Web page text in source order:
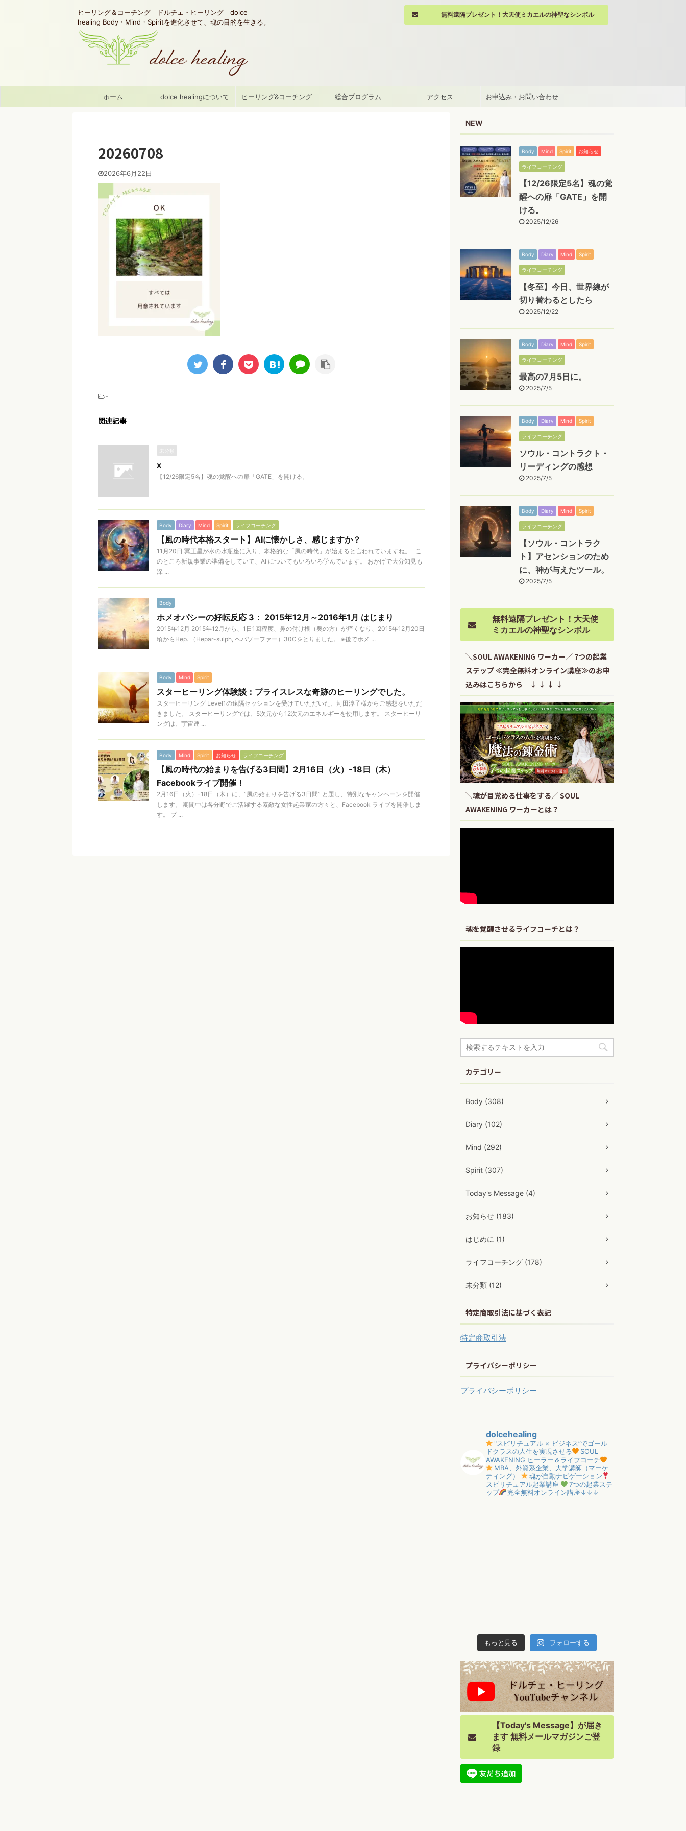
ヒーリング＆コーチング ドルチェ・ヒーリング dolce
healing Body・Mind・Spiritを進化させて、魂の目的を生きる。
無料遠隔プレゼント！大天使ミカエルの神聖なシンボル
ホーム dolce healingについて ヒーリング&コーチング 総合プログラム アクセス お申込み・お問い合わせ
20260708
2026年6月22日
-
関連記事
未分類
x
【12/26限定5名】魂の覚醒への扉「GATE」を開ける。
Body Diary Mind Spirit ライフコーチング
【風の時代本格スタート】AIに懐かしさ、感じますか？
11月20日 冥王星が水の水瓶座に入り、本格的な「風の時代」が始まると言われていますね。 こ
のところ新規事業の準備をしていて、AI についてもいろいろ学んでいます。 おかげで大分知見も
深 ...
Body
ホメオパシーの好転反応 3： 2015年12月～2016年1月 はじまり
2015年12月 2015年12月から、1日1回程度、鼻の付け根（奥の方）が痒くなり、2015年12月20日
頃からHep. （Hepar-sulph, ヘパソーファー）30Cをとりました。 ※後でホメ ...
Body Mind Spirit
スターヒーリング体験談：プライスレスな奇跡のヒーリングでした。
スターヒーリング Level1の遠隔セッションを受けていただいた、河田淳子様からご感想をいただ
きました。 スターヒーリングでは、5次元から12次元のエネルギーを使用します。 スターヒーリ
ングは、宇宙連 ...
Body Mind Spirit お知らせ ライフコーチング
【風の時代の始まりを告げる3日間】2月16日（火）-18日（木）
Facebookライブ開催！
2月16日（火）-18日（木）に、”風の始まりを告げる3日間” と題し、特別なキャンペーンを開催
します。 期間中は各分野でご活躍する素敵な女性起業家の方々と、Facebook ライブを開催しま
す。 プ ...
NEW
Body Mind Spirit お知らせ
ライフコーチング
【12/26限定5名】魂の覚
醒への扉「GATE」を開
ける。
2025/12/26
Body Diary Mind Spirit
ライフコーチング
【冬至】今日、世界線が
切り替わるとしたら
2025/12/22
Body Diary Mind Spirit
ライフコーチング
最高の7月5日に。
2025/7/5
Body Diary Mind Spirit
ライフコーチング
ソウル・コントラクト・
リーディングの感想
2025/7/5
Body Diary Mind Spirit
ライフコーチング
【ソウル・コントラク
ト】アセンションのため
に、神が与えたツール。
2025/7/5
無料遠隔プレゼント！大天使
ミカエルの神聖なシンボル
＼SOUL AWAKENING ワーカー／ 7つの起業
ステップ ≪完全無料オンライン講座≫のお申
込みはこちらから ↓ ↓ ↓ ↓
＼魂が目覚める仕事をする／ SOUL
AWAKENING ワーカーとは？
魂を覚醒させるライフコーチとは？
カテゴリー
Body (308)
Diary (102)
Mind (292)
Spirit (307)
Today's Message (4)
お知らせ (183)
はじめに (1)
ライフコーチング (178)
未分類 (12)
特定商取引法に基づく表記
特定商取引法
プライバシーポリシー
プライバシーポリシー
dolcehealing
"スピリチュアル × ビジネス”でゴール
ドクラスの人生を実現させる
SOUL
AWAKENING ヒーラー＆ライフコーチ
MBA、外資系企業、大学講師（マーケ
ティング）
魂が自動ナビゲーション
スピリチュアル起業講座
7つの起業ステ
ップ
完全無料オンライン講座↓↓↓
もっと見る フォローする
【Today's Message】が届き
ます 無料メールマガジンご登
録